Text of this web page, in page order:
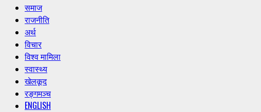
Primary
Menu
समाज
राजनीति
अर्थ
विचार
विश्व मामिला
स्वास्थ्य
खेलकूद
रङ्गमञ्च
ENGLISH